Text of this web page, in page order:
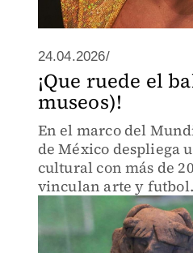
24.04.2026/
¡Que ruede el
museos)!
En el marco del
de México despliega
cultural con más de
vinculan arte y
desde muestras en el
propuestas críticas
en Tlatelolco.